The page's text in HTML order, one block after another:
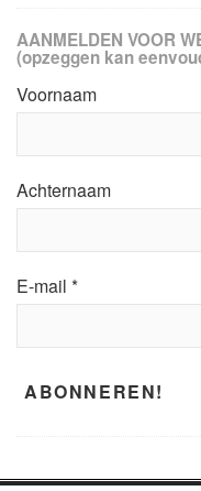
AANMELDEN VOOR
(opzeggen kan
Voornaam
Achternaam
E-mail *